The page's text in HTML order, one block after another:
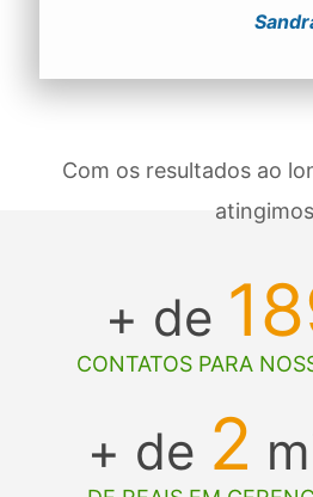
Com os resultados ao
+ de
CONTATOS PARA
+ de 2